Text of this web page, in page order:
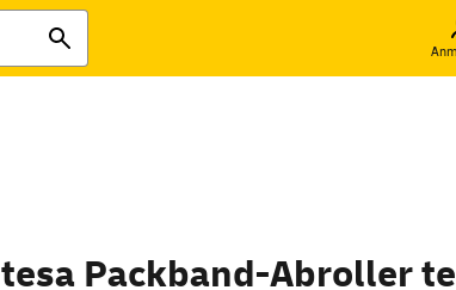
tesa Packband-Abroller